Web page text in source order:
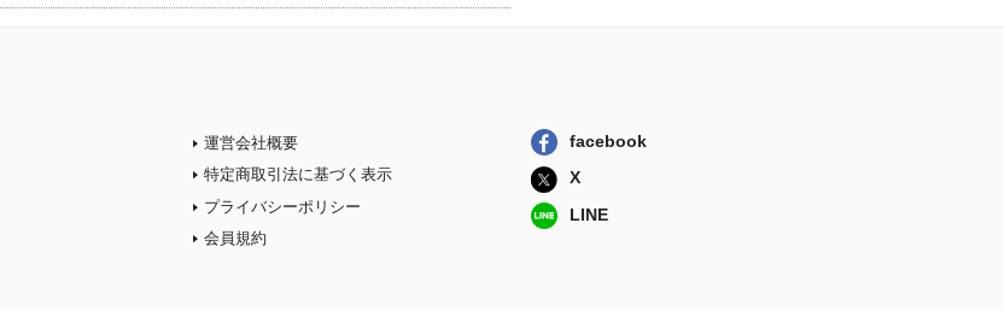
運営会社概要
特定商取引法に基づく表示
プライバシーポリシー
会員規約
facebook
X
LINE